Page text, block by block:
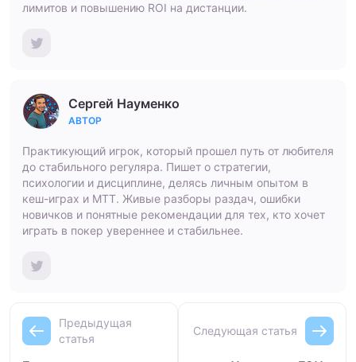
лимитов и повышению ROI на дистанции.
Сергей Науменко
АВТОР
Практикующий игрок, который прошел путь от любителя
до стабильного регуляра. Пишет о стратегии,
психологии и дисциплине, делясь личным опытом в
кеш-играх и МТТ. Живые разборы раздач, ошибки
новичков и понятные рекомендации для тех, кто хочет
играть в покер увереннее и стабильнее.
Предыдущая
статья
Следующая статья